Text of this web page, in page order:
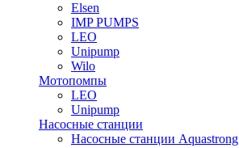
Elsen
IMP PUMPS
LEO
Unipump
Wilo
Мотопомпы
LEO
Unipump
Насосные станции
Насосные станции Aquastrong